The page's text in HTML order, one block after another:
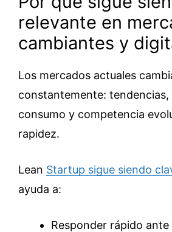
relevante en
cambiantes y
Los mercados actuales
constantemente:
consumo y competencia
rapidez.
Lean Startup sigue siendo
ayuda a:
Responder rápido ante